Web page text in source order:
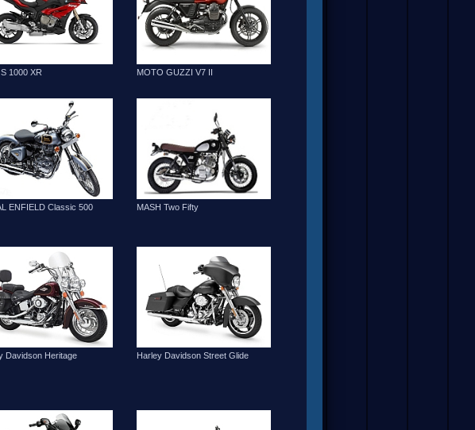
1000 XR MOTO GUZZI V7 II
ENFIELD Classic 500
Davidson Heritage
MASH Two Fifty
Harley Davidson Street Glide